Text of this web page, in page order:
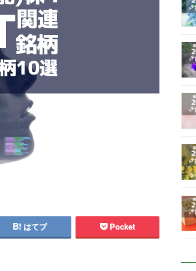
はてブ Pocket